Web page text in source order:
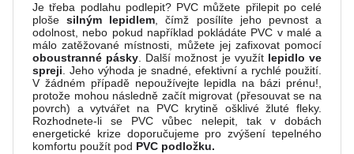
Je třeba podlahu podlepit? PVC můžete přilepit po celé
plošesilným lepidlem, čímž posílíte jeho pevnost a
odolnost, nebo pokud například pokládáte PVC v malé a
málo zatěžované místnosti, můžete jej zafixovat pomocí
oboustranné pásky. Další možnost je využít lepidlo ve
spreji. Jeho výhoda je snadné, efektivní a rychlé použití.
V žádném případě nepoužívejte lepidla na bázi prénu!,
protože mohou následně začít migrovat (přesouvat se na
povrch) a vytvářet na PVC krytině ošklivé žluté fleky.
Rozhodnete-li se PVC vůbec nelepit, tak v dobách
energetické krize doporučujeme pro zvýšení tepelného
komfortu použít pod PVC podložku.